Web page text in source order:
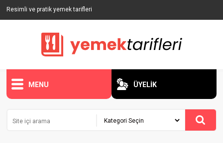
Resimli ve pratik yemek tarifleri
MENU ÜYELİK